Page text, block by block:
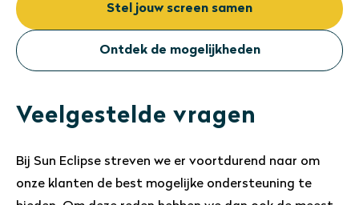
Stel jouw screen samen
Ontdek de mogelijkheden
Veelgestelde vragen
Bij Sun Eclipse streven we er voortdurend naar om
onze klanten de best mogelijke ondersteuning te